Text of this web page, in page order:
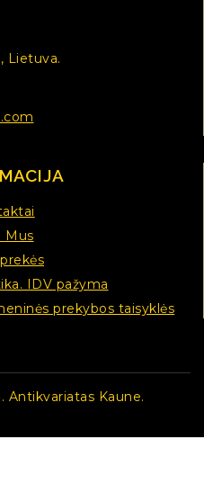
Lietuva.
Mus
IDV pažyma
prekybos taisyklės
Antikvariatas Kaune.